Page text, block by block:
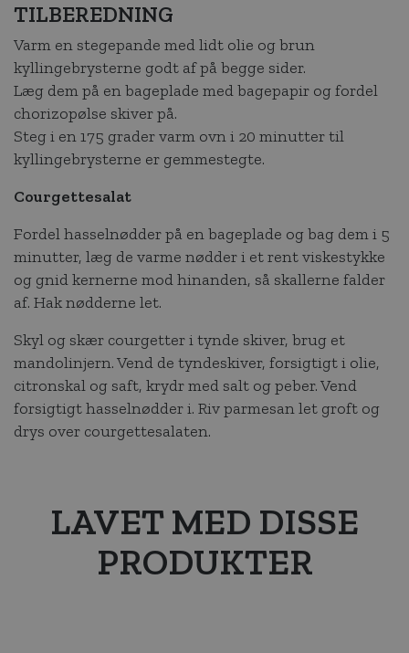
TILBEREDNING
Varm en stegepande med lidt olie og brun
kyllingebrysterne godt af på begge sider.
Læg dem på en bageplade med bagepapir og fordel
chorizopølse skiver på.
Steg i en 175 grader varm ovn i 20 minutter til
kyllingebrysterne er gemmestegte.
Courgettesalat
Fordel hasselnødder på en bageplade og bag dem i 5
minutter, læg de varme nødder i et rent viskestykke
og gnid kernerne mod hinanden, så skallerne falder
af. Hak nødderne let.
Skyl og skær courgetter i tynde skiver, brug et
mandolinjern. Vend de tyndeskiver, forsigtigt i olie,
citronskal og saft, krydr med salt og peber. Vend
forsigtigt hasselnødder i. Riv parmesan let groft og
drys over courgettesalaten.
LAVET MED DISSE
PRODUKTER